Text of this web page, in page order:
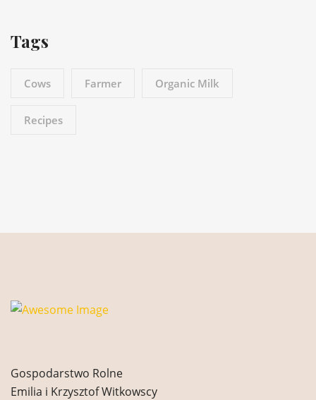
Tags
Cows Farmer Organic Milk
Recipes
Gospodarstwo Rolne
Emilia i Krzysztof Witkowscy